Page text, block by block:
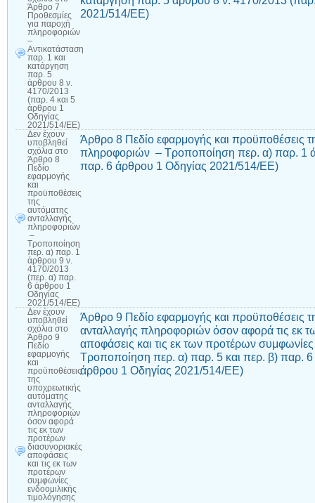
Άρθρο 7
Προθεσμίες
για παροχή
πληροφοριών
–
Αντικατάσταση
παρ. 1 και
κατάργηση
παρ. 5
άρθρου 8 ν.
4170/2013
(παρ. 4 και 5
άρθρου 1
Οδηγίας
2021/514/ΕΕ)
2021/514/ΕΕ)
Δεν έχουν
υποβληθεί
σχόλια στο
Άρθρο 8
Πεδίο
εφαρμογής
και
προϋποθέσεις
της
αυτόματης
ανταλλαγής
πληροφοριών
–
Τροποποίηση
περ. α) παρ. 1
άρθρου 9 ν.
4170/2013
(περ. α) παρ.
6 άρθρου 1
Οδηγίας
2021/514/ΕΕ)
Άρθρο 8 Πεδίο εφαρμογής και προϋποθέσεις
πληροφοριών – Τροποποίηση περ. α) παρ. 1
παρ. 6 άρθρου 1 Οδηγίας 2021/514/ΕΕ)
Δεν έχουν
υποβληθεί
σχόλια στο
Άρθρο 9
Πεδίο
εφαρμογής
και
προϋποθέσεις
της
υποχρεωτικής
αυτόματης
ανταλλαγής
πληροφοριών
όσον αφορά
τις εκ των
προτέρων
διασυνοριακές
αποφάσεις
και τις εκ των
προτέρων
συμφωνίες
ενδοομιλικής
τιμολόγησης
Άρθρο 9 Πεδίο εφαρμογής και προϋποθέσεις
ανταλλαγής πληροφοριών όσον αφορά τις εκ
αποφάσεις και τις εκ των προτέρων συμφωνίες
Τροποποίηση περ. α) παρ. 5 και περ. β) παρ.
άρθρου 1 Οδηγίας 2021/514/ΕΕ)